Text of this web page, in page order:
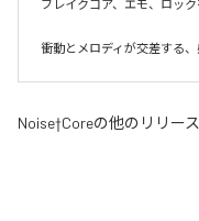
ブレイクコア、エモ、ロッ
衝動とメロディが交差する、
Noise†Coreの他のリリース